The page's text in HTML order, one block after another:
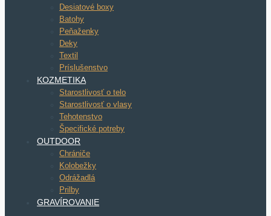
Desiatové boxy
Batohy
Peňaženky
Deky
Textil
Príslušenstvo
KOZMETIKA
Starostlivosť o telo
Starostlivosť o vlasy
Tehotenstvo
Špecifické potreby
OUTDOOR
Chrániče
Kolobežky
Odrážadlá
Prilby
GRAVÍROVANIE